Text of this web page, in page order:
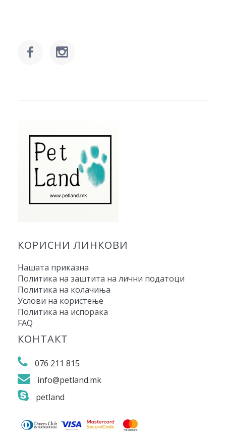
КОРИСНИ ЛИНКОВИ
Нашата приказна
Политика на заштита на лични податоци
Политика на колачиња
Услови на користење
Политика на испорака
FAQ
КОНТАКТ
076 211 815
info@petland.mk
petland